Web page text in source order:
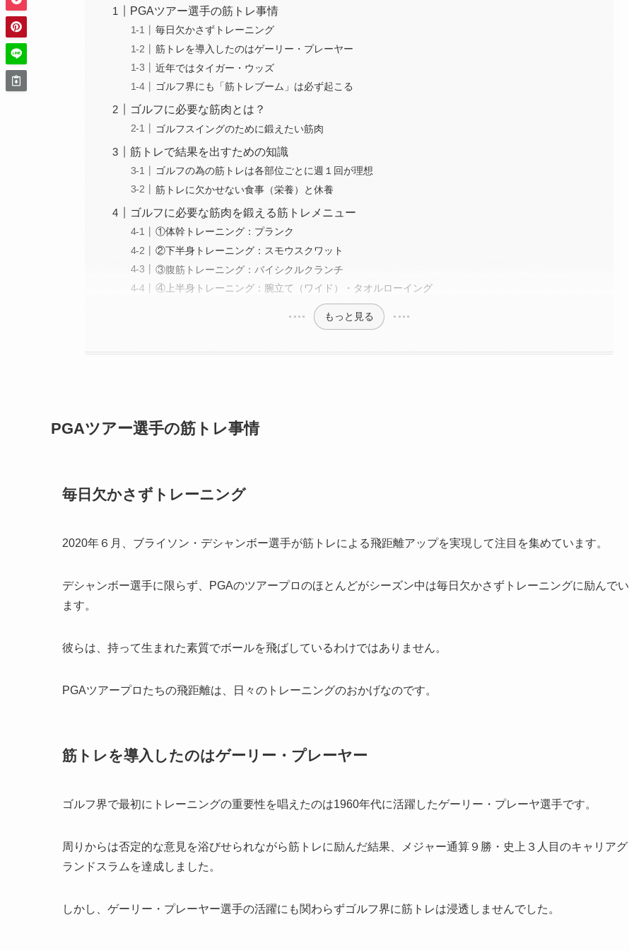
PGAツアー選手の筋トレ事情
毎日欠かさずトレーニング
筋トレを導入したのはゲーリー・プレーヤー
近年ではタイガー・ウッズ
ゴルフ界にも「筋トレブーム」は必ず起こる
ゴルフに必要な筋肉とは？
ゴルフスイングのために鍛えたい筋肉
筋トレで結果を出すための知識
ゴルフの為の筋トレは各部位ごとに週１回が理想
筋トレに欠かせない食事（栄養）と休養
ゴルフに必要な筋肉を鍛える筋トレメニュー
①体幹トレーニング：プランク
②下半身トレーニング：スモウスクワット
③腹筋トレーニング：バイシクルクランチ
④上半身トレーニング：腕立て（ワイド）・タオルローイング
もっと見る
PGAツアー選手の筋トレ事情
毎日欠かさずトレーニング
2020年６月、ブライソン・デシャンボー選手が筋トレによる飛距離アップを実現して注目を集めています。
デシャンボー選手に限らず、PGAのツアープロのほとんどがシーズン中は毎日欠かさずトレーニングに励んでい
ます。
彼らは、持って生まれた素質でボールを飛ばしているわけではありません。
PGAツアープロたちの飛距離は、日々のトレーニングのおかげなのです。
筋トレを導入したのはゲーリー・プレーヤー
ゴルフ界で最初にトレーニングの重要性を唱えたのは1960年代に活躍したゲーリー・プレーヤ選手です。
周りからは否定的な意見を浴びせられながら筋トレに励んだ結果、メジャー通算９勝・史上３人目のキャリアグ
ランドスラムを達成しました。
しかし、ゲーリー・プレーヤー選手の活躍にも関わらずゴルフ界に筋トレは浸透しませんでした。